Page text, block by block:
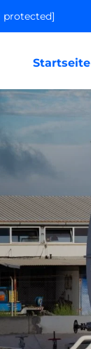
protected]
Startseite